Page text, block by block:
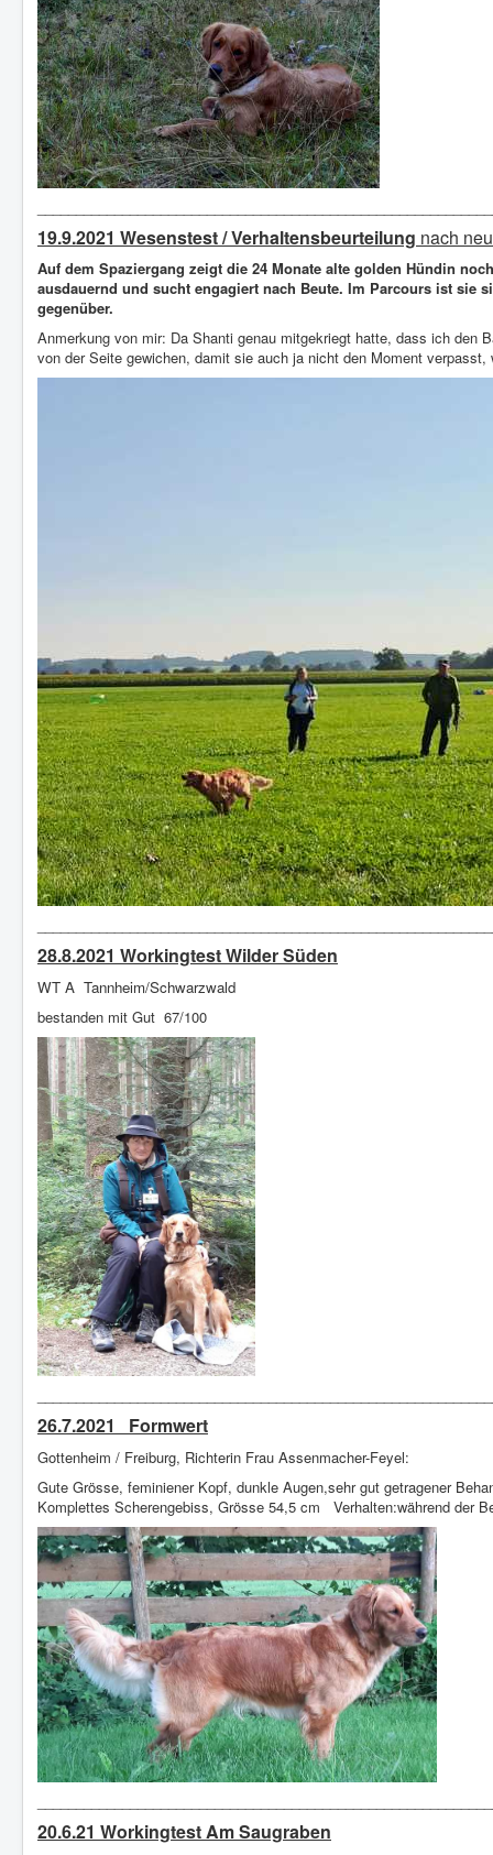
19.9.2021 Wesenstest / Verhaltensbeurteilung nach
Auf dem Spaziergang zeigt die 24 Monate alte golden Hündin
ausdauernd und sucht engagiert nach Beute. Im Parcours ist sie
gegenüber.
Anmerkung von mir: Da Shanti genau mitgekriegt hatte, dass ich den
von der Seite gewichen, damit sie auch ja nicht den Moment
28.8.2021 Workingtest Wilder Süden
WT A Tannheim/Schwarzwald
bestanden mit Gut 67/100
26.7.2021 Formwert
Gottenheim / Freiburg, Richterin Frau Assenmacher-Feyel:
Gute Grösse, feminiener Kopf, dunkle Augen,sehr gut getragener
Komplettes Scherengebiss, Grösse 54,5 cm Verhalten:während
20.6.21 Workingtest Am Saugraben